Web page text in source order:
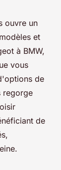
ouvre un
et
à BMW,
vous
de
regorge
de